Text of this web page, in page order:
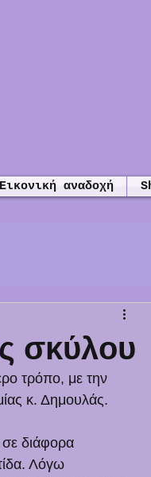
Εικονική αναδοχή
σκύλου
τρόπο, με την
κ. Δημουλάς.
διάφορα
Λόγω